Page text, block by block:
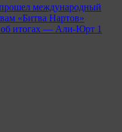
международный
«Битва Нартов»
об итогах — Али-Юрт 1